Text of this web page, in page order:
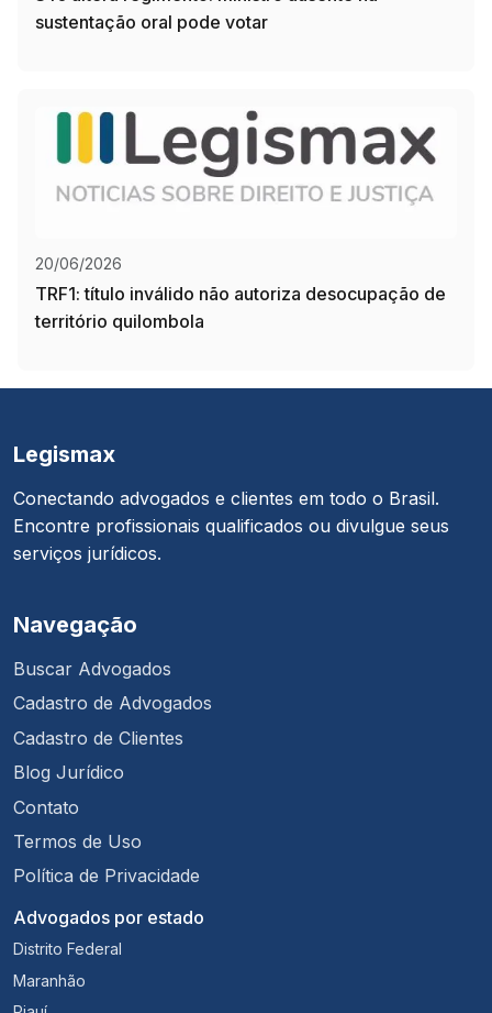
sustentação oral pode votar
20/06/2026
TRF1: título inválido não autoriza desocupação de
território quilombola
Legismax
Conectando advogados e clientes em todo o Brasil.
Encontre profissionais qualificados ou divulgue seus
serviços jurídicos.
Navegação
Buscar Advogados
Cadastro de Advogados
Cadastro de Clientes
Blog Jurídico
Contato
Termos de Uso
Política de Privacidade
Advogados por estado
Distrito Federal
Maranhão